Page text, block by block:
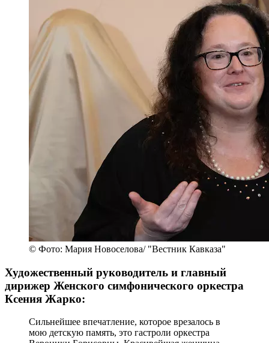
© Фото: Мария Новоселова/ "Вестник Кавказа"
Художественный руководитель и главный
дирижер Женского симфонического оркестра
Ксения Жарко:
Сильнейшее впечатление, которое врезалось в
мою детскую память, это гастроли оркестра